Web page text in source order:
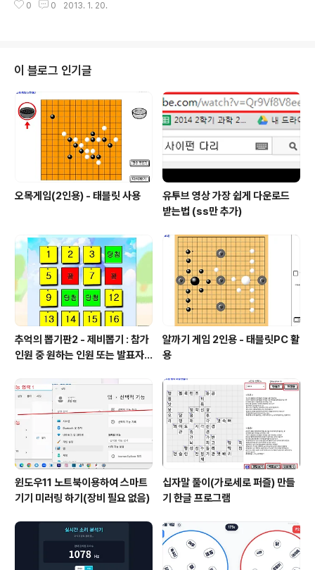
든 웰빙 음악도 제공하네요 졸업식이나 입학식때 행사음악으로 쓸만한 노래도
0 0 2013. 1. 20.
이 블로그 인기글
오목게임(2인용) - 태블릿 사용
유투브 영상 가장 쉽게 다운로드
받는법 (ss만 추가)
추억의 뽑기판2 - 제비뽑기 : 참가
인원 중 원하는 인원 또는 발표자
알까기 게임 2인용 - 태블릿PC 활
용
윈도우11 노트북이용하여 스마트
기기 미러링 하기(장비 필요 없음)
십자말 풀이(가로세로 퍼즐) 만들
기 한글 프로그램